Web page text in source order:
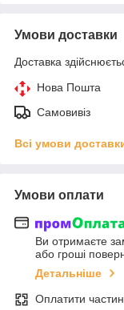
Умови доставки
Доставка
Нова Пошта
Самовивіз
Всі умови
Умови оплати
Ви отримаєте
або гроші
Детальніше
Оплатити